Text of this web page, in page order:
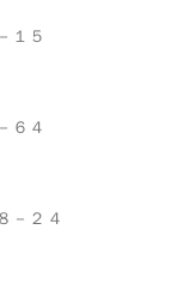
１５
６４
－２４